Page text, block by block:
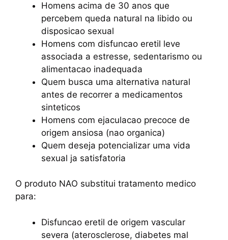
Homens acima de 30 anos que
percebem queda natural na libido ou
disposicao sexual
Homens com disfuncao eretil leve
associada a estresse, sedentarismo ou
alimentacao inadequada
Quem busca uma alternativa natural
antes de recorrer a medicamentos
sinteticos
Homens com ejaculacao precoce de
origem ansiosa (nao organica)
Quem deseja potencializar uma vida
sexual ja satisfatoria
O produto NAO substitui tratamento medico
para:
Disfuncao eretil de origem vascular
severa (aterosclerose, diabetes mal